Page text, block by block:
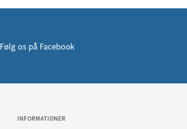
Følg os på Facebook
INFORMATIONER